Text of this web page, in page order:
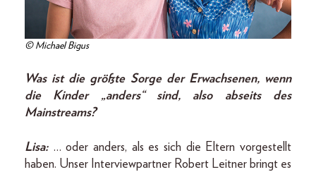
© Michael Bigus
Was ist die größte Sorge der Erwachsenen, wenn
die Kinder „anders“ sind, also abseits des
Mainstreams?
Lisa:… oder anders, als es sich die Eltern vorgestellt
haben. Unser Interviewpartner Robert Leitner bringt es